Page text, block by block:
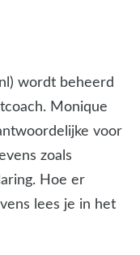
wordt beheerd
Monique
voor
zoals
Hoe er
lees je in het